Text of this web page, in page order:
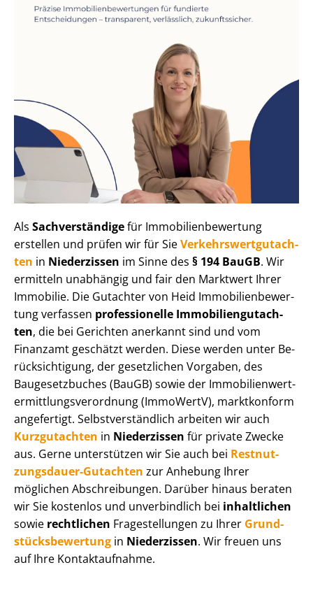
Als Sachverständigefür Im­mo­bi­li­en­be­wer­tung
erstellen und prüfen wir für SieVer­kehrs­wert­gut­ach­
ten in Niederzissen im Sinne des § 194 BauGB. Wir
ermitteln unabhängig und fair den Marktwert Ihrer
Immobilie. Die Gutachter von Heid Im­mo­bi­li­en­be­wer­
tung verfassen professionelle Im­mo­bi­li­en­gut­ach­
ten, die bei Gerichten anerkannt sind und vom
Finanzamt geschätzt werden. Diese werden unter Be­
rück­sich­ti­gung, der gesetzlichen Vorgaben, des
Baugesetzbuches (BauGB) sowie der Im­mo­bi­li­en­wert­
ermitt­lungs­ver­ord­nung (ImmoWertV), marktkonform
angefertigt. Selbst­ver­ständ­lich arbeiten wir auch
Kurzgutachten in Niederzissen für private Zwecke
aus. Gerne unterstützen wir Sie auch bei Rest­nut­
zungs­dau­er-Gutachten zur Anhebung Ihrer
möglichen Abschreibungen. Darüber hinaus beraten
wir Sie kostenlos und unverbindlich bei inhaltlichen
sowie rechtlichen Fragestellungen zu Ihrer Grund­
stücks­be­wer­tung in Niederzissen. Wir freuen uns
auf Ihre Kontaktaufnahme.